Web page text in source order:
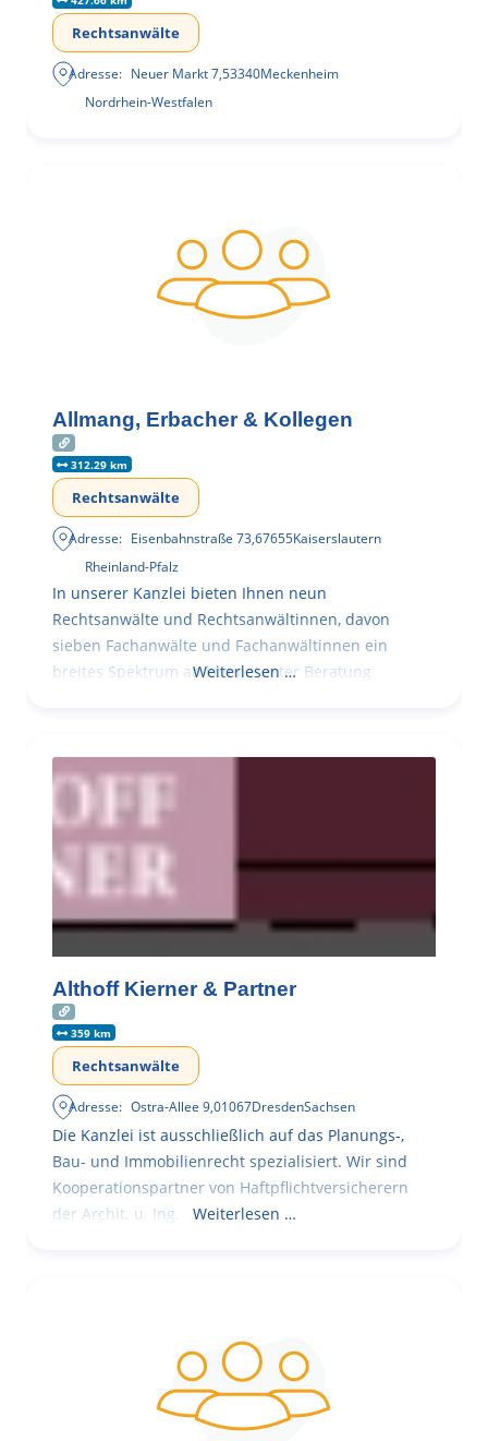
Rechtsanwälte
Adresse: Neuer Markt 7,53340Meckenheim
Nordrhein-Westfalen
Allmang, Erbacher & Kollegen
312.29 km
Rechtsanwälte
Adresse: Eisenbahnstraße 73,67655Kaiserslautern
Rheinland-Pfalz
In unserer Kanzlei bieten Ihnen neun
Rechtsanwälte und Rechtsanwältinnen, davon
sieben Fachanwälte und Fachanwältinnen ein
breites Spektrum an kompetenter Beratung
Weiterlesen …
Althoff Kierner & Partner
359 km
Rechtsanwälte
Adresse: Ostra-Allee 9,01067DresdenSachsen
Die Kanzlei ist ausschließlich auf das Planungs-,
Bau- und Immobilienrecht spezialisiert. Wir sind
Kooperationspartner von Haftpflichtversicherern
der Archit. u. Ing.
Weiterlesen …